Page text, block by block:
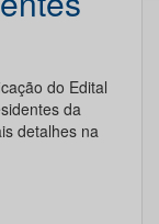
do Edital
da
detalhes na